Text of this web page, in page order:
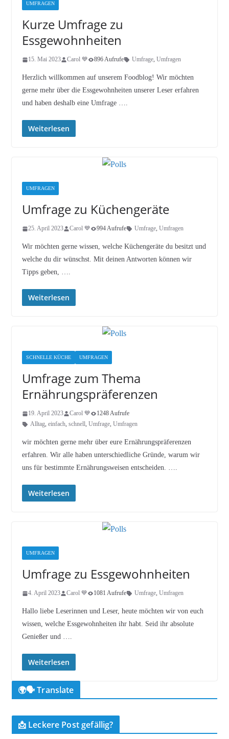
UMFRAGEN
Kurze Umfrage zu
Essgewohnheiten
15. Mai 2023 Carol 💙 896 Aufrufe Umfrage, Umfragen
Herzlich willkommen auf unserem Foodblog! Wir möchten
gerne mehr über die Essgewohnheiten unserer Leser erfahren
und haben deshalb eine Umfrage ….
Weiterlesen
UMFRAGEN
Umfrage zu Küchengeräte
25. April 2023 Carol 💙 994 Aufrufe Umfrage, Umfragen
Wir möchten gerne wissen, welche Küchengeräte du besitzt und
welche du dir wünschst. Mit deinen Antworten können wir
Tipps geben, ….
Weiterlesen
SCHNELLE KÜCHE UMFRAGEN
Umfrage zum Thema
Ernährungspräferenzen
19. April 2023 Carol 💙
1248 Aufrufe
Alltag, einfach, schnell, Umfrage, Umfragen
wir möchten gerne mehr über eure Ernährungspräferenzen
erfahren. Wir alle haben unterschiedliche Gründe, warum wir
uns für bestimmte Ernährungsweisen entscheiden. ….
Weiterlesen
UMFRAGEN
Umfrage zu Essgewohnheiten
4. April 2023 Carol 💙 1081 Aufrufe Umfrage, Umfragen
Hallo liebe Leserinnen und Leser, heute möchten wir von euch
wissen, welche Essgewohnheiten ihr habt. Seid ihr absolute
Genießer und ….
Weiterlesen
🌍🗣️ Translate
📩 Leckere Post gefällig?